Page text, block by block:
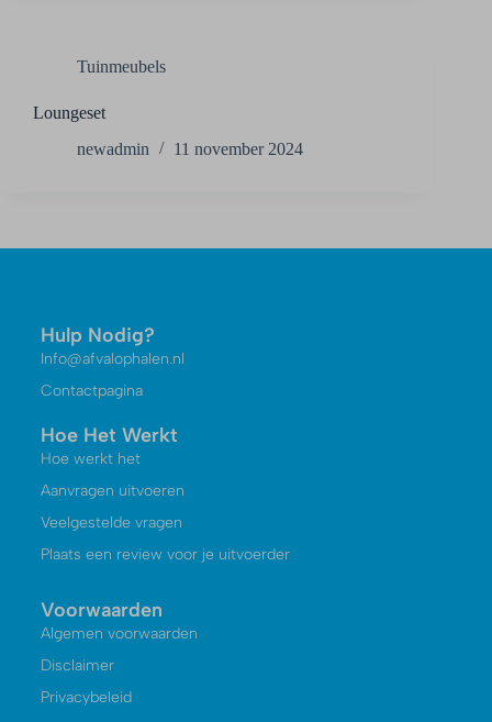
Tuinmeubels
Loungeset
newadmin
11 november 2024
Hulp Nodig?
Info@afvalophalen.nl
Contactpagina
Hoe Het Werkt
Hoe werkt het
Aanvragen uitvoeren
Veelgestelde vragen
Plaats een review voor je uitvoerder
Voorwaarden
Algemen voorwaarden
Disclaimer
Privacybeleid